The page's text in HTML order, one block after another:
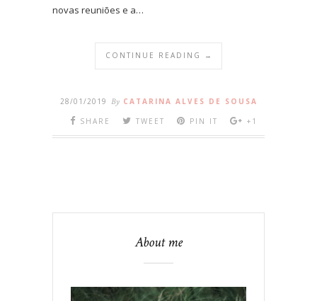
novas reuniões e a…
CONTINUE READING →
28/01/2019 By CATARINA ALVES DE SOUSA
SHARE
TWEET PIN IT +1
About me